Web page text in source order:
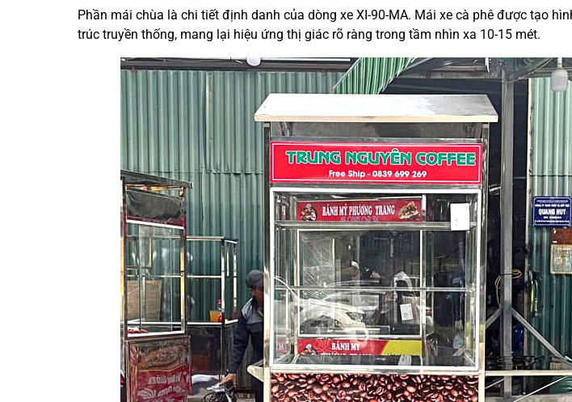
Phần mái chùa là chi tiết định danh của dòng xe XI-90-MA. Mái xe cà phê được tạo
trúc truyền thống, mang lại hiệu ứng thị giác rõ ràng trong tầm nhìn xa 10-15 mét.